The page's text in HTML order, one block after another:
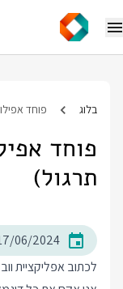
בלוג פוחד
פוחד
תרגול)
06/2024
לכתוב אפליקציית